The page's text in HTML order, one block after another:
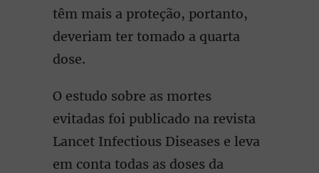
têm mais a proteção, portanto,
deveriam ter tomado a quarta
dose.
O estudo sobre as mortes
evitadas foi publicado na revista
Lancet Infectious Diseases e leva
em conta todas as doses da